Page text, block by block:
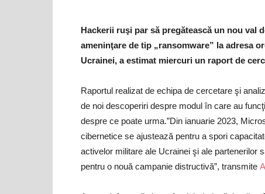
Hackerii ruşi par să pregătească un nou val
ameninţare de tip „ransomware” la adresa
Ucrainei, a estimat miercuri un raport de
Raportul realizat de echipa de cercetare şi
de noi descoperiri despre modul în care au
despre ce poate urma.”Din ianuarie 2023,
cibernetice se ajustează pentru a spori
activelor militare ale Ucrainei şi ale partenerilor
pentru o nouă campanie distructivă”, transmite